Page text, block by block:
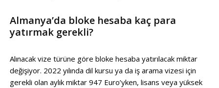
Almanya’da bloke hesaba kaç para
yatırmak gerekli?
Alınacak vize türüne göre bloke hesaba yatırılacak miktar
değişiyor. 2022 yılında dil kursu ya da iş arama vizesi için
gerekli olan aylık miktar 947 Euro’yken, lisans veya yüksek